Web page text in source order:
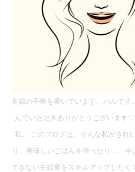
主婦の手帳を書いています。ハルです
んでいただきありがとうございます
私。 このブログは、そんな私がきれ
り、美味しいごはんを作ったり…。今
できない主婦業をスキルアップしたく